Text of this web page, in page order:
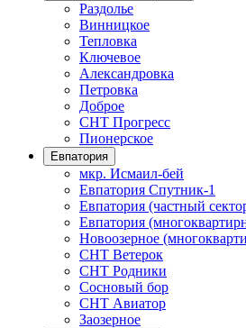
Раздолье
Винницкое
Тепловка
Ключевое
Александровка
Петровка
Доброе
СНТ Прогресс
Пионерское
Евпатория
мкр. Исмаил-бей
Евпатория Спутник-1
Евпатория (частный
Евпатория
Новоозерное
СНТ Ветерок
СНТ Родники
Сосновый бор
СНТ Авиатор
Заозерное